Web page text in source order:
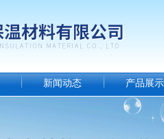
新闻动态 产品展示